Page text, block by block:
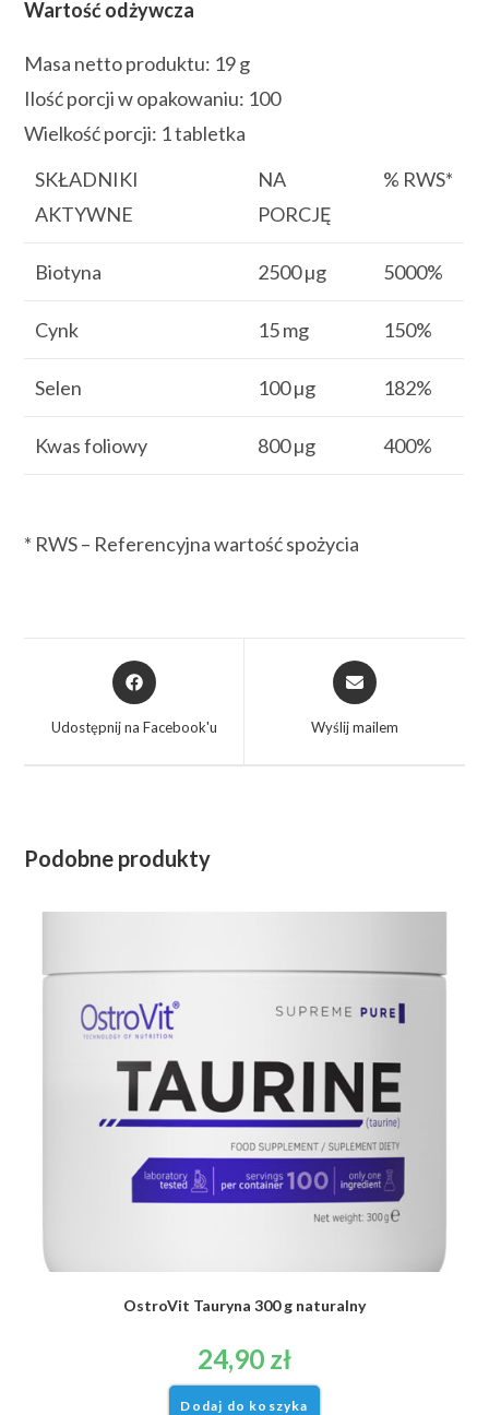
Wartość odżywcza
Masa netto produktu: 19 g
Ilość porcji w opakowaniu: 100
Wielkość porcji: 1 tabletka
SKŁADNIKI
AKTYWNE
NA
PORCJĘ
% RWS*
Biotyna 2500 µg 5000%
Cynk 15 mg 150%
Selen 100 µg 182%
Kwas foliowy 800 µg 400%
* RWS – Referencyjna wartość spożycia
Udostępnij na Facebook'u Wyślij mailem
Podobne produkty
OstroVit Tauryna 300 g naturalny
24,90 zł
Dodaj do koszyka